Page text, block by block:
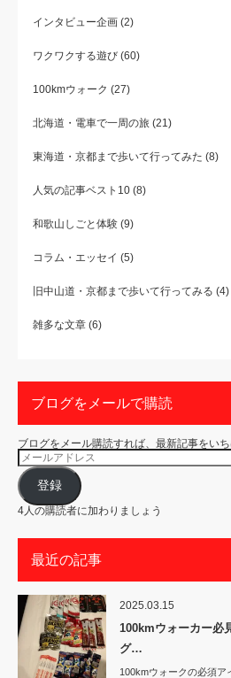
インタビュー企画 (2)
ワクワクする遊び (60)
100kmウォーク (27)
北海道・電車で一周の旅 (21)
東海道・京都まで歩いて行ってみた (8)
人気の記事ベスト10 (8)
和歌山しごと体験 (9)
コラム・エッセイ (5)
旧中山道・京都まで歩いて行ってみる (4)
雑多な文章 (6)
ブログをメールで購読
ブログをメール購読すれば、最新記事をい
メ
ー
ル
ア
ド
レ
ス
登録
4人の購読者に加わりましょう
最近の記事
2025.03.15
100kmウォーカー必
グ…
100kmウォークの必須ア